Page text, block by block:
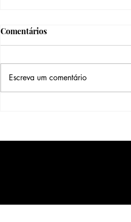
Comentários
Escreva um comentário